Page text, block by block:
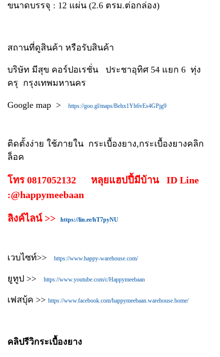
ขนาดบรรจุ : 12 แผ่น (2.6 ตรม.ต่อกล่อง)
สถานที่ดูสินค้า หรือรับสินค้า
บริษัท มีสุข คอร์ปอเรชั่น ประชาอุทิศ 54 แยก 6 ทุ่ง
ครุ กรุงเทพมหานคร
Google map > https://goo.gl/maps/Behx1Yh6vEs4GPjg9
ติดตั้งง่าย ใช้ภายใน กระเบื้องยาง,กระเบื้องยางคลิก
ล็อค
โทร 0817052132 หลุยแฮปปี้มีบ้าน ID Line
:@happymeebaan
ลิงค์ไลน์ >> https://lin.ee/hT7pyNU
เวบไซท์>> https://www.happy-warehouse.com/
ยูทูป >> https://www.youtube.com/c/Happymeebaan
เฟสบุ้ค >> https://www.facebook.com/happymeebaan.warehouse.home/
คลิปรีวิกระเบื้องยาง